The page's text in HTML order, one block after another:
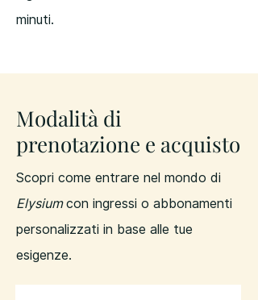
minuti.
Modalità di
prenotazione e acquisto
Scopri come entrare nel mondo di
Elysiumcon ingressi o abbonamenti
personalizzati in base alle tue
esigenze.